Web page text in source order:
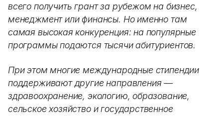
всего получить грант за рубежом на бизнес,
менеджмент или финансы. Но именно там
самая высокая конкуренция: на популярные
программы подаются тысячи абитуриентов.
При этом многие международные стипендии
поддерживают другие направления —
здравоохранение, экологию, образование,
сельское хозяйство и государственное